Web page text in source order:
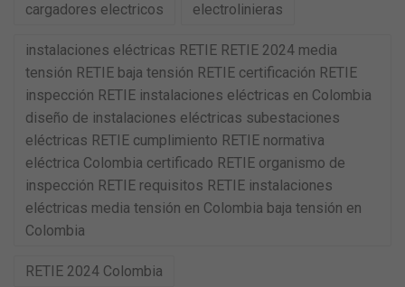
cargadores electricos electrolinieras
instalaciones eléctricas RETIE RETIE 2024 media
tensión RETIE baja tensión RETIE certificación RETIE
inspección RETIE instalaciones eléctricas en Colombia
diseño de instalaciones eléctricas subestaciones
eléctricas RETIE cumplimiento RETIE normativa
eléctrica Colombia certificado RETIE organismo de
inspección RETIE requisitos RETIE instalaciones
eléctricas media tensión en Colombia baja tensión en
Colombia
RETIE 2024 Colombia